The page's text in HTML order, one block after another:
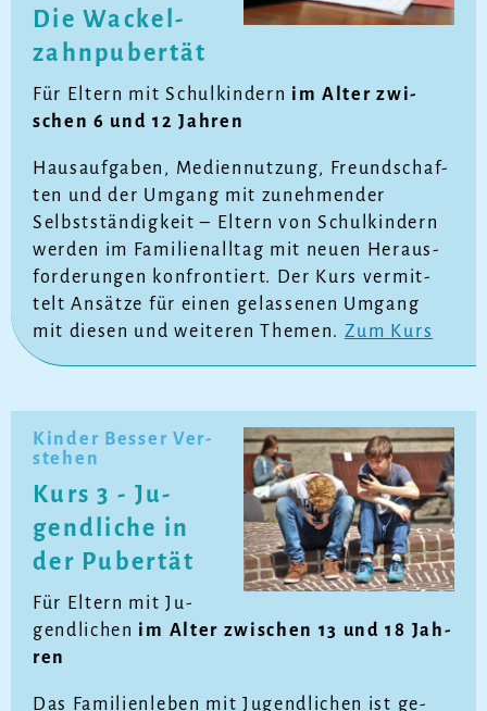
Die Wa­ckel­
zahn­pu­ber­tät
Für El­tern mit Schul­kin­dern im Al­ter zwi­
schen 6 und 12 Jah­ren
Haus­auf­ga­ben, Me­di­en­nut­zung, Freund­schaf­
ten und der Um­gang mit zu­neh­men­der
Selbst­stän­dig­keit – El­tern von Schul­kin­dern
wer­den im Fa­mi­li­en­all­tag mit neu­en Her­aus­
for­de­run­gen kon­fron­tiert. Der Kurs ver­mit­
telt An­sät­ze für ei­nen ge­las­se­nen Um­gang
mit die­sen und wei­te­ren The­men. Zum Kurs
Kin­der Bes­ser Ver­
ste­hen
Kurs 3 - Ju­
gend­li­che in
der Pu­ber­tät
Für El­tern mit Ju­
gend­li­chen im Al­ter zwi­schen 13 und 18 Jah­
ren
Das Fa­mi­li­en­le­ben mit Ju­gend­li­chen ist ge­